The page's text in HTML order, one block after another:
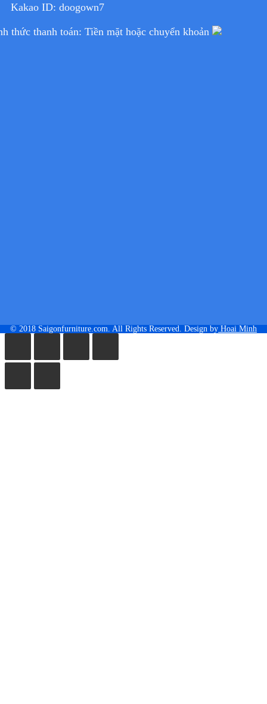
Kakao ID: doogown7
thức thanh toán: Tiền mặt hoặc chuyển khoản
© 2018 Saigonfurniture.com. All Rights Reserved. Design by Hoai Minh